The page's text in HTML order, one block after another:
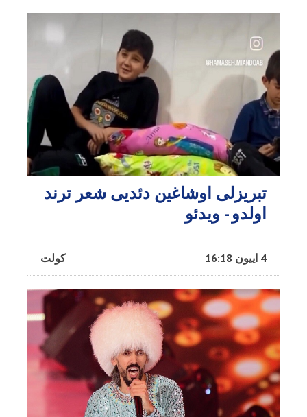
تبریزلی اوشاغین دئدیی شعر ترند
اولدو - ویدئو
کولت 4 اییون 16:18